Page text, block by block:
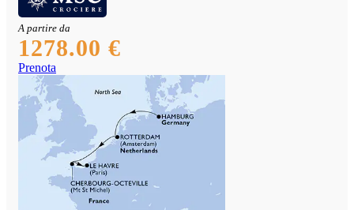
A partire da
1278.00 €
Prenota